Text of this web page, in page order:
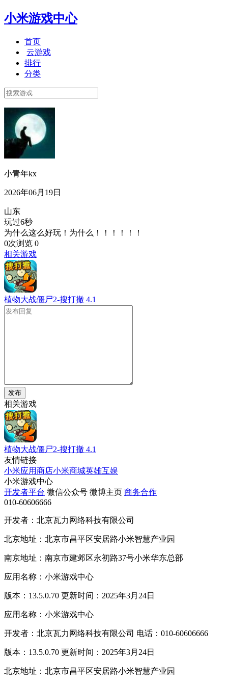
小米游戏中心
首页
云游戏
排行
分类
小青年kx
2026年06月19日
山东
玩过6秒
为什么这么好玩！为什么！！！！！！
0次浏览 0
相关游戏
植物大战僵尸2-搜打撤 4.1
发布
相关游戏
植物大战僵尸2-搜打撤 4.1
友情链接
小米应用商店小米商城英雄互娱
小米游戏中心
开发者平台 微信公众号 微博主页 商务合作
010-60606666
开发者：北京瓦力网络科技有限公司
北京地址：北京市昌平区安居路小米智慧产业园
南京地址：南京市建邺区永初路37号小米华东总部
应用名称：小米游戏中心
版本：13.5.0.70 更新时间：2025年3月24日
应用名称：小米游戏中心
开发者：北京瓦力网络科技有限公司 电话：010-60606666
版本：13.5.0.70 更新时间：2025年3月24日
北京地址：北京市昌平区安居路小米智慧产业园